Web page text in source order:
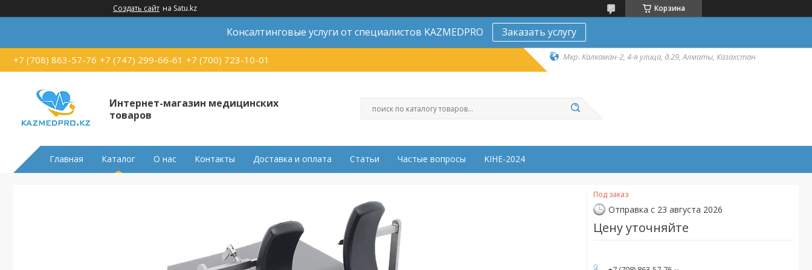
Создать сайт на Satu.kz Корзина
Консалтинговые услуги от специалистов KAZMEDPRO Заказать услугу
+7 (708) 863-57-76 +7 (747) 299-66-61 +7 (700) 723-10-01 Мкр. Калкаман-2, 4-я улица, д.29, Алматы, Казахстан
Интернет-магазин медицинских
товаров
Главная Каталог О нас Контакты Доставка и оплата Статьи Частые вопросы KIHE-2024
Под заказ
Отправка с 23 августа 2026
Цену уточняйте